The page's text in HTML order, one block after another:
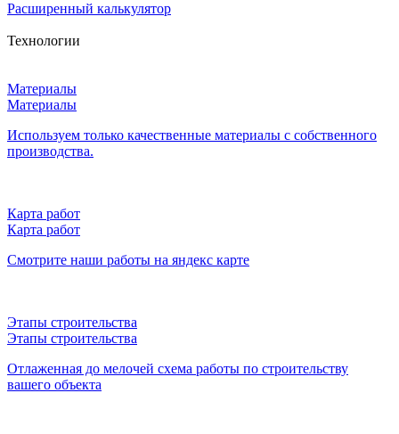
Расширенный калькулятор
Технологии
Материалы
Материалы
Используем только качественные материалы с собственного
производства.
Карта работ
Карта работ
Смотрите наши работы на яндекс карте
Этапы строительства
Этапы строительства
Отлаженная до мелочей схема работы по строительству
вашего объекта